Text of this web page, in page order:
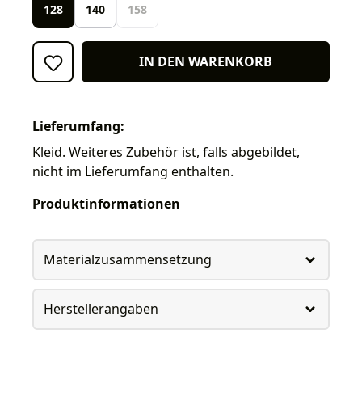
128 140 158
IN DEN WARENKORB
Lieferumfang:
Kleid. Weiteres Zubehör ist, falls abgebildet,
nicht im Lieferumfang enthalten.
Produktinformationen
Materialzusammensetzung
Herstellerangaben